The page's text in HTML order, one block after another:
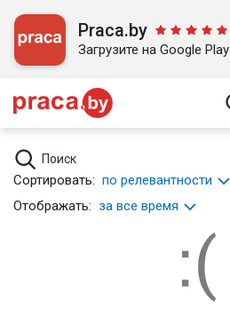
Praca.by
Загрузите на Google Play
Поиск
Сортировать: по релевантности
Отображать: за все время